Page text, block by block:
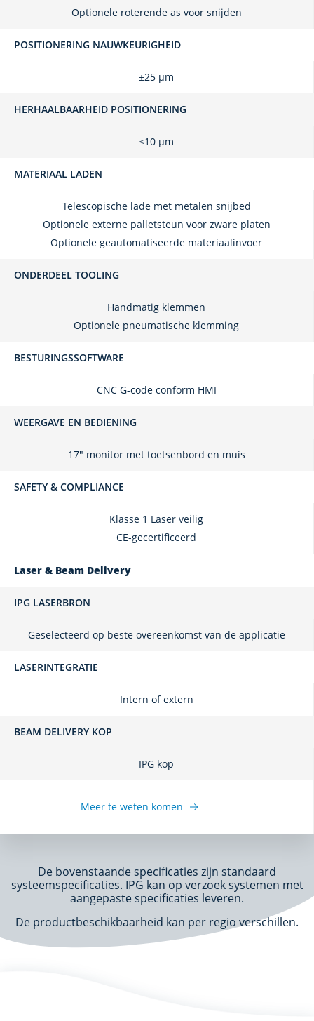
Optionele roterende as voor snijden
POSITIONERING NAUWKEURIGHEID
±25 μm
HERHAALBAARHEID POSITIONERING
<10 μm
MATERIAAL LADEN
Telescopische lade met metalen snijbed
Optionele externe palletsteun voor zware platen
Optionele geautomatiseerde materiaalinvoer
ONDERDEEL TOOLING
Handmatig klemmen
Optionele pneumatische klemming
BESTURINGSSOFTWARE
CNC G-code conform HMI
WEERGAVE EN BEDIENING
17" monitor met toetsenbord en muis
SAFETY & COMPLIANCE
Klasse 1 Laser veilig
CE-gecertificeerd
Laser & Beam Delivery
IPG LASERBRON
Geselecteerd op beste overeenkomst van de applicatie
LASERINTEGRATIE
Intern of extern
BEAM DELIVERY KOP
IPG kop
Meer te weten komen
De bovenstaande specificaties zijn standaard
systeemspecificaties. IPG kan op verzoek systemen met
aangepaste specificaties leveren.
De productbeschikbaarheid kan per regio verschillen.